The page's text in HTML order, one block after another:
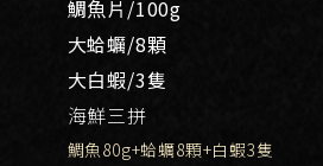
鯛魚片/100g
大蛤蠣/8顆
大白蝦/3隻
海鮮三拼
鯛魚80g+蛤蠣8顆+白蝦3隻